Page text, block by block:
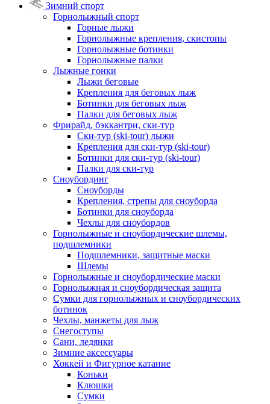
Зимний спорт
Горнолыжный спорт
Горные лыжи
Горнолыжные крепления, скистопы
Горнолыжные ботинки
Горнолыжные палки
Лыжные гонки
Лыжи беговые
Крепления для беговых лыж
Ботинки для беговых лыж
Палки для беговых лыж
Фрирайд, бэккантри, ски-тур
Ски-тур (ski-tour) лыжи
Крепления для ски-тур (ski-tour)
Ботинки для ски-тур (ski-tour)
Палки для ски-тур
Сноубординг
Сноуборды
Крепления, стрепы для сноуборда
Ботинки для сноуборда
Чехлы для сноубордов
Горнолыжные и сноубордические шлемы,
подшлемники
Подшлемники, защитные маски
Шлемы
Горнолыжные и сноубордические маски
Горнолыжная и сноубордическая защита
Сумки для горнолыжных и сноубордических
ботинок
Чехлы, манжеты для лыж
Снегоступы
Сани, ледянки
Зимние аксессуары
Хоккей и Фигурное катание
Коньки
Клюшки
Сумки